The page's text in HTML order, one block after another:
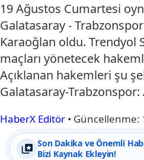
19 Ağustos Cumartesi
Galatasaray -
Karaoğlan oldu. Trendyol
maçları yönetecek
Açıklanan hakemleri şu
Galatasaray-
HaberX Editör • Güncellenme:
Son Dakika ve Önemli
Bizi Kaynak Ekleyin!